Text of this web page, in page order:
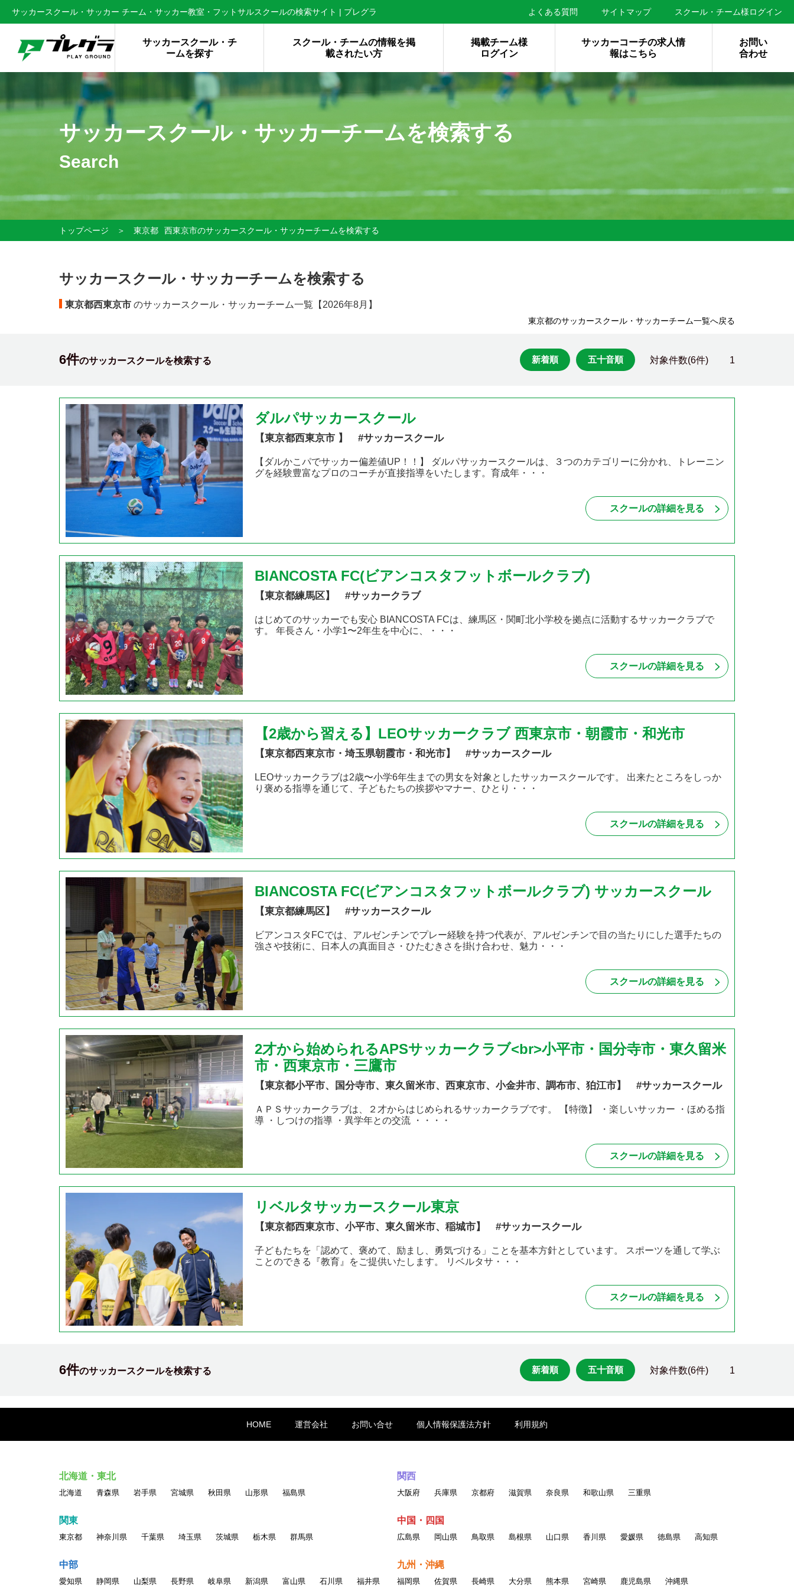
サッカースクール・サッカー チーム・サッカー教室・フットサルスクールの検索サイト | プレグラ よくある質問 サイトマップ スクール・チーム様ログイン
サッカースクール・チ
ームを探す
スクール・チームの情報を掲
載されたい方
掲載チーム様
ログイン
サッカーコーチの求人情
報はこちら
お問い
合わせ
サッカースクール・サッカーチームを検索する
Search
トップページ ＞ 東京都 西東京市のサッカースクール・サッカーチームを検索する
サッカースクール・サッカーチームを検索する
東京都西東京市 のサッカースクール・サッカーチーム一覧【 2026年8月】
東京都のサッカースクール・サッカーチーム一覧へ戻る
6件のサッカースクールを検索する 新着順 五十音順 対象件数(6件) 1
ダルパサッカースクール
【東京都西東京市 】 #サッカースクール
【ダルかこパでサッカー偏差値UP！！】 ダルパサッカースクールは、３つのカテゴリーに分かれ、トレーニン
グを経験豊富なプロのコーチが直接指導をいたします。育成年・・・
スクールの詳細を見る
BIANCOSTA FC(ビアンコスタフットボールクラブ)
【東京都練馬区】 #サッカークラブ
はじめてのサッカーでも安心 BIANCOSTA FCは、練馬区・関町北小学校を拠点に活動するサッカークラブで
す。 年長さん・小学1〜2年生を中心に、・・・
スクールの詳細を見る
【2歳から習える】LEOサッカークラブ 西東京市・朝霞市・和光市
【東京都西東京市・埼玉県朝霞市・和光市】 #サッカースクール
LEOサッカークラブは2歳〜小学6年生までの男女を対象としたサッカースクールです。 出来たところをしっか
り褒める指導を通じて、子どもたちの挨拶やマナー、ひとり・・・
スクールの詳細を見る
BIANCOSTA FC(ビアンコスタフットボールクラブ) サッカースクール
【東京都練馬区】 #サッカースクール
ビアンコスタFCでは、アルゼンチンでプレー経験を持つ代表が、アルゼンチンで目の当たりにした選手たちの
強さや技術に、日本人の真面目さ・ひたむきさを掛け合わせ、魅力・・・
スクールの詳細を見る
2才から始められるAPSサッカークラブ<br>小平市・国分寺市・東久留米
市・西東京市・三鷹市
【東京都小平市、国分寺市、東久留米市、西東京市、小金井市、調布市、狛江市】 #サッカースクール
ＡＰＳサッカークラブは、２才からはじめられるサッカークラブです。 【特徴】 ・楽しいサッカー ・ほめる指
導 ・しつけの指導 ・異学年との交流 ・・・・
スクールの詳細を見る
リベルタサッカースクール東京
【東京都西東京市、小平市、東久留米市、稲城市】 #サッカースクール
子どもたちを「認めて、褒めて、励まし、勇気づける」ことを基本方針としています。 スポーツを通して学ぶ
ことのできる『教育』をご提供いたします。 リベルタサ・・・
スクールの詳細を見る
6件のサッカースクールを検索する 新着順 五十音順 対象件数(6件) 1
HOME 運営会社 お問い合せ 個人情報保護法方針 利用規約
北海道・東北
北海道 青森県 岩手県 宮城県 秋田県 山形県 福島県
関東
東京都 神奈川県 千葉県 埼玉県 茨城県 栃木県 群馬県
中部
愛知県 静岡県 山梨県 長野県 岐阜県 新潟県 富山県 石川県 福井県
関西
大阪府 兵庫県 京都府 滋賀県 奈良県 和歌山県 三重県
中国・四国
広島県 岡山県 鳥取県 島根県 山口県 香川県 愛媛県 徳島県 高知県
九州・沖縄
福岡県 佐賀県 長崎県 大分県 熊本県 宮崎県 鹿児島県 沖縄県